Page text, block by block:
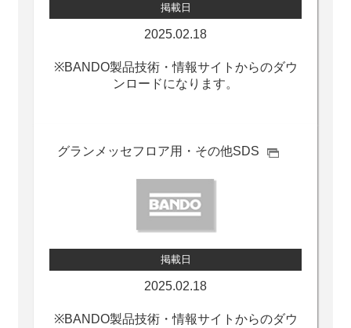
掲載日
2025.02.18
※BANDO製品技術・情報サイトからのダウ
ンロードになります。
グランメッセフロア用・その他SDS
掲載日
2025.02.18
※BANDO製品技術・情報サイトからのダウ